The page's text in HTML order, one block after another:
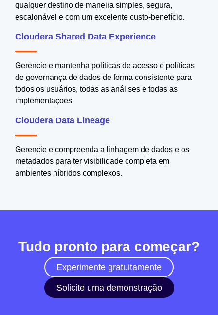
qualquer destino de maneira simples, segura,
escalonável e com um excelente custo-benefício.
Cloudera Shared Data Experience
Gerencie e mantenha políticas de acesso e políticas
de governança de dados de forma consistente para
todos os usuários, todas as análises e todas as
implementações.
Cloudera Data Lineage
Gerencie e compreenda a linhagem de dados e os
metadados para ter visibilidade completa em
ambientes híbridos complexos.
Tudo pronto para começar?
Experimente gratuitamente
Solicite uma demonstração